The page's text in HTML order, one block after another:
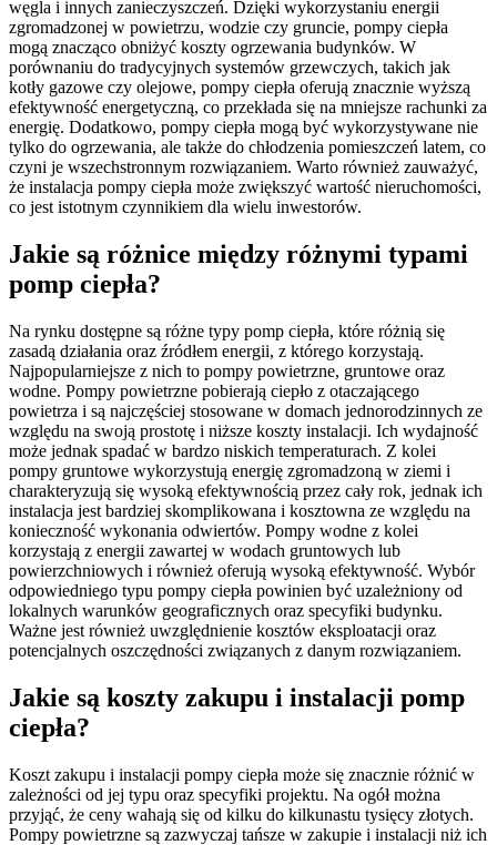
węgla i innych zanieczyszczeń. Dzięki wykorzystaniu energii
zgromadzonej w powietrzu, wodzie czy gruncie, pompy ciepła
mogą znacząco obniżyć koszty ogrzewania budynków. W
porównaniu do tradycyjnych systemów grzewczych, takich jak
kotły gazowe czy olejowe, pompy ciepła oferują znacznie wyższą
efektywność energetyczną, co przekłada się na mniejsze rachunki za
energię. Dodatkowo, pompy ciepła mogą być wykorzystywane nie
tylko do ogrzewania, ale także do chłodzenia pomieszczeń latem, co
czyni je wszechstronnym rozwiązaniem. Warto również zauważyć,
że instalacja pompy ciepła może zwiększyć wartość nieruchomości,
co jest istotnym czynnikiem dla wielu inwestorów.
Jakie są różnice między różnymi typami
pomp ciepła?
Na rynku dostępne są różne typy pomp ciepła, które różnią się
zasadą działania oraz źródłem energii, z którego korzystają.
Najpopularniejsze z nich to pompy powietrzne, gruntowe oraz
wodne. Pompy powietrzne pobierają ciepło z otaczającego
powietrza i są najczęściej stosowane w domach jednorodzinnych ze
względu na swoją prostotę i niższe koszty instalacji. Ich wydajność
może jednak spadać w bardzo niskich temperaturach. Z kolei
pompy gruntowe wykorzystują energię zgromadzoną w ziemi i
charakteryzują się wysoką efektywnością przez cały rok, jednak ich
instalacja jest bardziej skomplikowana i kosztowna ze względu na
konieczność wykonania odwiertów. Pompy wodne z kolei
korzystają z energii zawartej w wodach gruntowych lub
powierzchniowych i również oferują wysoką efektywność. Wybór
odpowiedniego typu pompy ciepła powinien być uzależniony od
lokalnych warunków geograficznych oraz specyfiki budynku.
Ważne jest również uwzględnienie kosztów eksploatacji oraz
potencjalnych oszczędności związanych z danym rozwiązaniem.
Jakie są koszty zakupu i instalacji pomp
ciepła?
Koszt zakupu i instalacji pompy ciepła może się znacznie różnić w
zależności od jej typu oraz specyfiki projektu. Na ogół można
przyjąć, że ceny wahają się od kilku do kilkunastu tysięcy złotych.
Pompy powietrzne są zazwyczaj tańsze w zakupie i instalacji niż ich